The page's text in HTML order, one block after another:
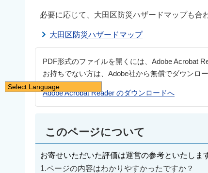
必要に応じて、大田区防災ハザードマップも合
大田区防災ハザードマップ
PDF形式のファイルを開くには、Adobe Acrobat
お持ちでない方は、Adobe社から無償でダウンロー
Adobe Acrobat Reader のダウンロードへ
このページについて
お寄せいただいた評価は運営の参考といたしま
1.ページの内容はわかりやすかったですか？
Select Language
繁體中文